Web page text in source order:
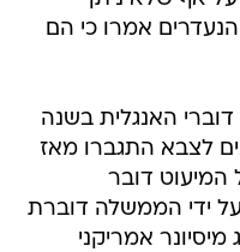
אמרו כי הם
האנגלית בשנה
לצבא התגברו מאז
דובר
ידי הממשלה דוברת
אמריקני